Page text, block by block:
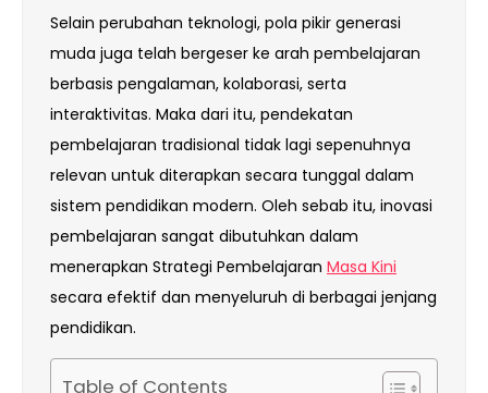
Selain perubahan teknologi, pola pikir generasi
muda juga telah bergeser ke arah pembelajaran
berbasis pengalaman, kolaborasi, serta
interaktivitas. Maka dari itu, pendekatan
pembelajaran tradisional tidak lagi sepenuhnya
relevan untuk diterapkan secara tunggal dalam
sistem pendidikan modern. Oleh sebab itu, inovasi
pembelajaran sangat dibutuhkan dalam
menerapkan Strategi Pembelajaran Masa Kini
secara efektif dan menyeluruh di berbagai jenjang
pendidikan.
Table of Contents